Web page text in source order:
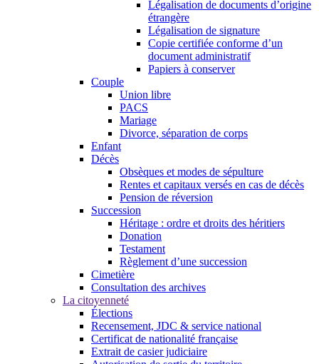
Légalisation de documents d’origine
étrangère
Légalisation de signature
Copie certifiée conforme d’un
document administratif
Papiers à conserver
Couple
Union libre
PACS
Mariage
Divorce, séparation de corps
Enfant
Décès
Obsèques et modes de sépulture
Rentes et capitaux versés en cas de décès
Pension de réversion
Succession
Héritage : ordre et droits des héritiers
Donation
Testament
Règlement d’une succession
Cimetière
Consultation des archives
La citoyenneté
Élections
Recensement, JDC & service national
Certificat de nationalité française
Extrait de casier judiciaire